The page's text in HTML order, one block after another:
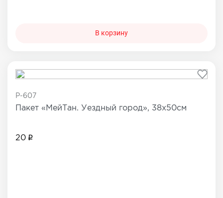
В корзину
P-607
Пакет «МейТан. Уездный город», 38х50см
20